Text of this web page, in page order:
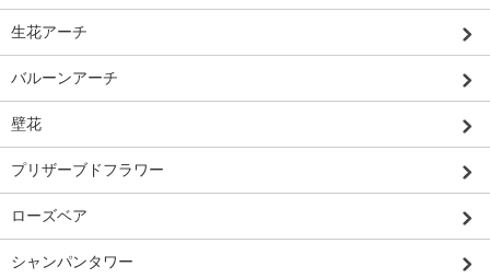
生花アーチ
バルーンアーチ
壁花
プリザーブドフラワー
ローズベア
シャンパンタワー